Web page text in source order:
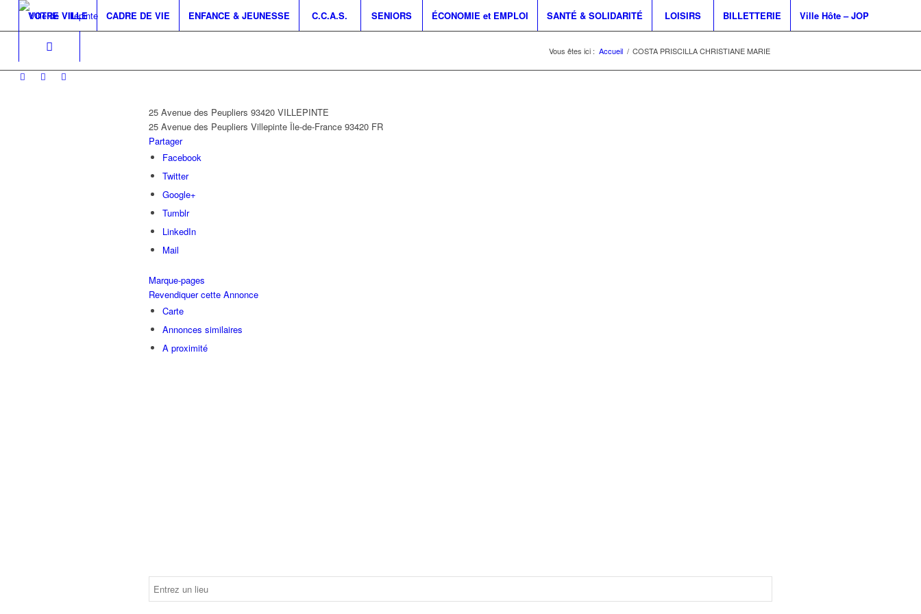
VOTRE VILLE CADRE DE VIE ENFANCE & JEUNESSE C.C.A.S. SENIORS ÉCONOMIE et EMPLOI SANTÉ & SOLIDARITÉ LOISIRS BILLETTERIE Ville Hôte – JOP
Vous êtes ici : Accueil / COSTA PRISCILLA CHRISTIANE MARIE
25 Avenue des Peupliers 93420 VILLEPINTE
25 Avenue des Peupliers Villepinte Île-de-France 93420 FR
Partager
Facebook
Twitter
Google+
Tumblr
LinkedIn
Mail
Marque-pages
Revendiquer cette Annonce
Carte
Annonces similaires
A proximité